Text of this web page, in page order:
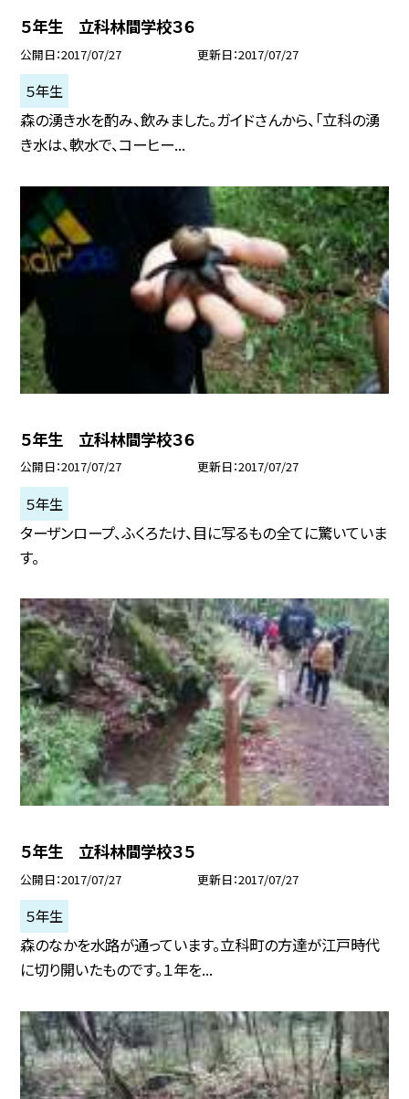
５年生 立科林間学校３６
公開日 2017/07/27 更新日 2017/07/27
５年生
森の湧き水を酌み、飲みました。ガイドさんから、「立科の湧
き水は、軟水で、コーヒー...
５年生 立科林間学校３６
公開日 2017/07/27 更新日 2017/07/27
５年生
ターザンロープ、ふくろたけ、目に写るもの全てに驚いていま
す。
５年生 立科林間学校３５
公開日 2017/07/27 更新日 2017/07/27
５年生
森のなかを水路が通っています。立科町の方達が江戸時代
に切り開いたものです。１年を...